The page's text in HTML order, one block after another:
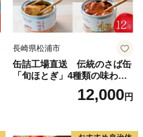
長崎県松浦市
缶詰工場直送 伝統のさば缶
「旬ほとぎ」4種類の味わい1
2缶( サバ さば 鯖 鯖缶 サバ缶
さば缶 缶 缶詰 魚 アウトドア
食 非常時 御歳暮 お歳暮 お中
12,000円